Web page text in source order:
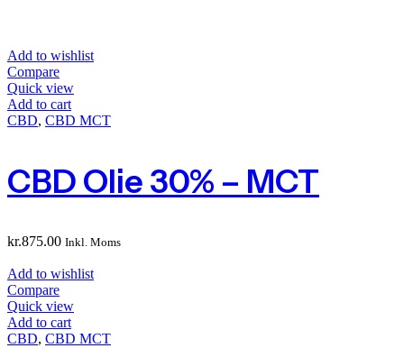
Add to wishlist
Compare
Quick view
Add to cart
CBD, CBD MCT
CBD Olie 30% – MCT
kr.875.00 Inkl. Moms
Add to wishlist
Compare
Quick view
Add to cart
CBD, CBD MCT